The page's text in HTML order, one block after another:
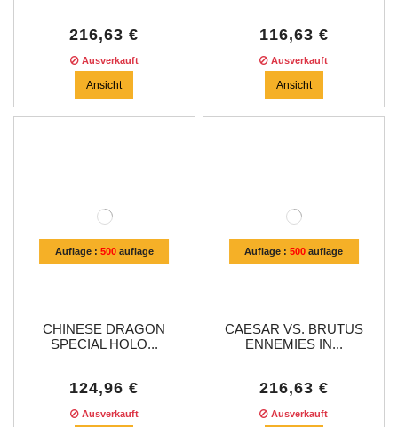
216,63 €
Ausverkauft
Ansicht
116,63 €
Ausverkauft
Ansicht
Auflage : 500auflage
CHINESE DRAGON
SPECIAL HOLO...
124,96 €
Ausverkauft
Auflage :500 auflage
CAESAR VS. BRUTUS
ENNEMIES IN...
216,63 €
Ausverkauft